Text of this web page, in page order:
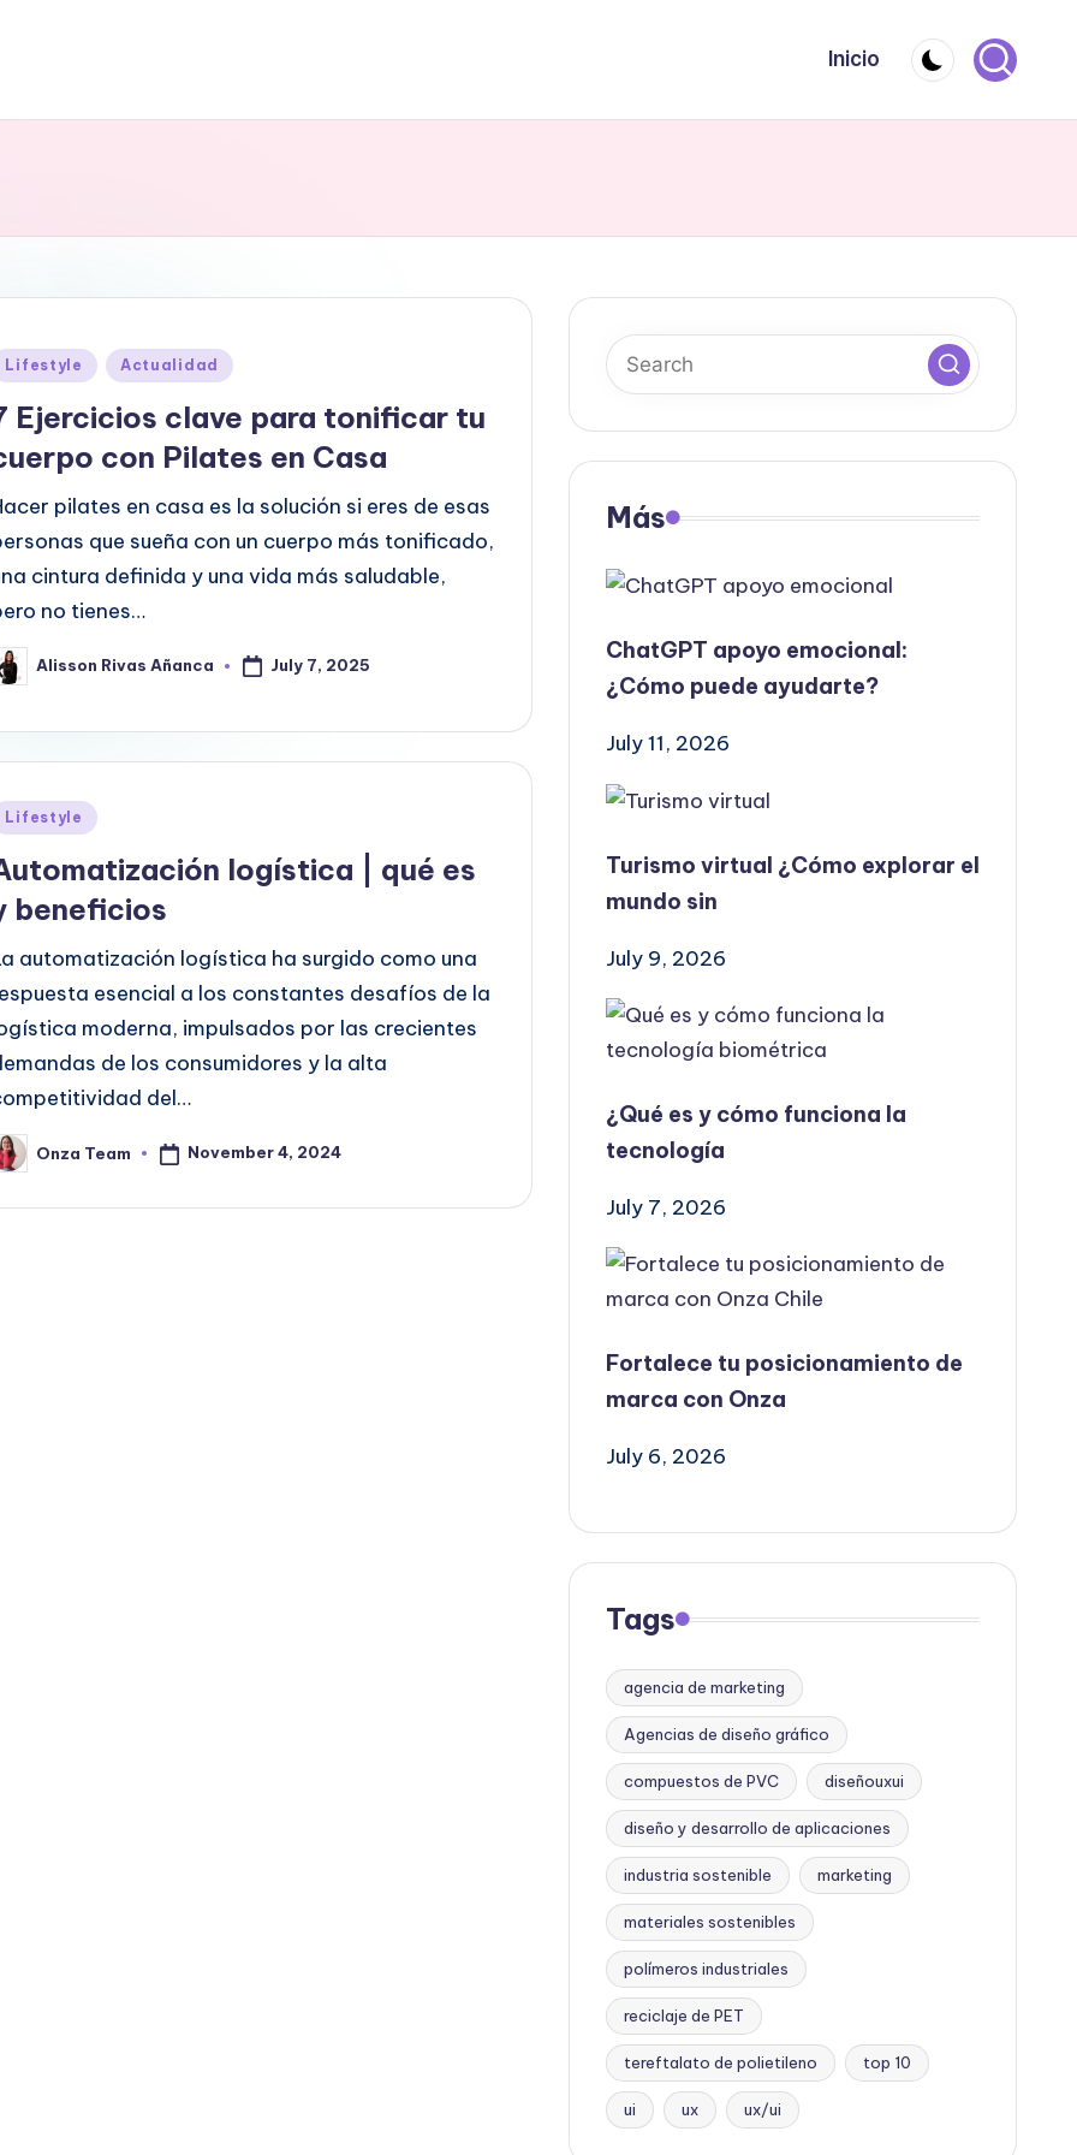
Inicio
Lifestyle Actualidad
Ejercicios clave para tonificar tu
con Pilates en Casa
pilates en casa es la solución si eres de esas
que sueña con un cuerpo más tonificado,
cintura definida y una vida más saludable,
no tienes…
Alisson Rivas Añanca July 7, 2025
Lifestyle
logística | qué es
beneficios
automatización logística ha surgido como una
esencial a los constantes desafíos de la
moderna, impulsados ​​por las crecientes
de los consumidores y la alta
del…
Onza Team November 4, 2024
Más
ChatGPT apoyo emocional:
¿Cómo puede ayudarte?
July 11, 2026
Turismo virtual ¿Cómo explorar el
mundo sin
July 9, 2026
¿Qué es y cómo funciona la
tecnología
July 7, 2026
Fortalece tu posicionamiento de
marca con Onza
July 6, 2026
Tags
agencia de marketing
Agencias de diseño gráfico
compuestos de PVC diseñouxui
diseño y desarrollo de aplicaciones
industria sostenible marketing
materiales sostenibles
polímeros industriales
reciclaje de PET
tereftalato de polietileno top 10
ui ux ux/ui